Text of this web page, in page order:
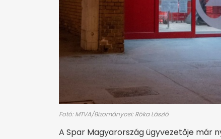
Fotó: MTVA/Bizományosi: Róka László
A Spar Magyarország ügyvezetője már